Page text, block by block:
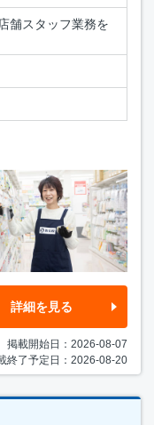
舗スタッフ業務を
詳細を見る
掲載開始日：2026-08-07
終了予定日：2026-08-20